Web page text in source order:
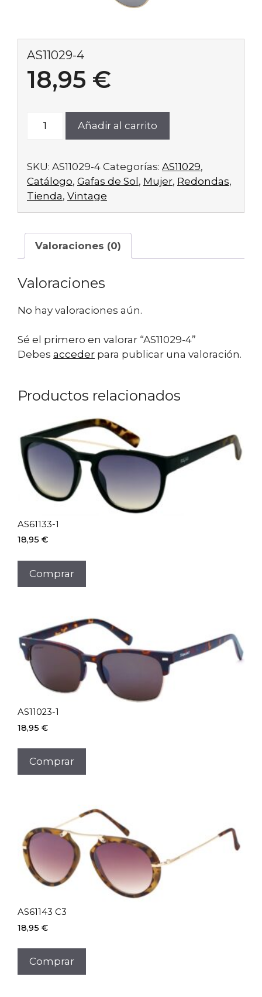
AS11029-4
18,95 €
Añadir al carrito
SKU: AS11029-4 Categorías: AS11029,
Catálogo, Gafas de Sol , Mujer, Redondas,
Tienda, Vintage
Valoraciones (0)
Valoraciones
No hay valoraciones aún.
Sé el primero en valorar “AS11029-4”
Debes acceder para publicar una valoración.
Productos relacionados
AS61133-1
18,95 €
Comprar
AS11023-1
18,95 €
Comprar
AS61143 C3
18,95 €
Comprar